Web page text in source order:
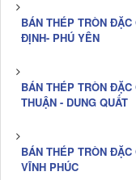
BÁN THÉP TRÒN
ĐỊNH- PHÚ YÊN
BÁN THÉP TRÒN
THUẬN - DUNG QUẤT
BÁN THÉP TRÒN
VĨNH PHÚC